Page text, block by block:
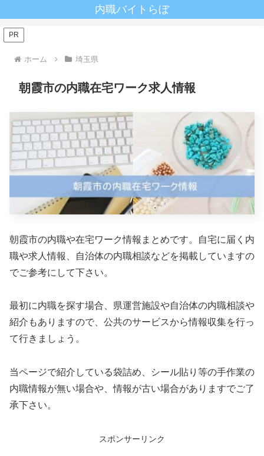
内職バイトらぼ
PR
ホーム 埼玉県
朝霞市の内職在宅ワーク求人情報
朝霞市の内職や在宅ワーク情報まとめです。自宅に届く内
職や求人情報、自治体の内職相談などを掲載していますの
でご参考にして下さい。
最初に内職を探す場合、県運営施設や自治体の内職相談や
紹介もありますので、公共のサービスから情報収集を行っ
て行きましょう。
当ページで紹介している袋詰め、シール貼り等の手作業の
内職情報が無い場合や、情報が古い場合がありますでご了
承下さい。
スポンサーリンク